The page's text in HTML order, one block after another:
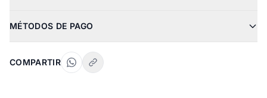
MÉTODOS DE PAGO
COMPARTIR